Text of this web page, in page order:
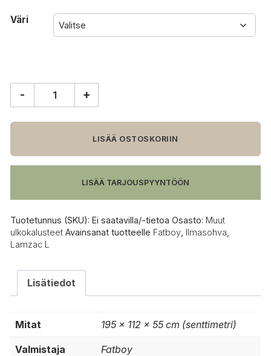
Väri
L
määrä
- +
LISÄÄ OSTOSKORIIN
LISÄÄ TARJOUSPYYNTÖÖN
Tuotetunnus (SKU): Ei saatavilla/-tietoa Osasto: Muut
ulkokalusteet Avainsanat tuotteelle Fatboy Ilmasohva
Lamzac L
Lisätiedot
Mitat 195 × 112 × 55 cm (senttimetri)
Valmistaja Fatboy